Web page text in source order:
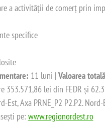
a activității de comerț prin
specifice
11 luni |Valoarea
353.571,86 lei din FEDR și
Est, Axa PRNE_P2 P2.P2.
pe: www.regionordest.ro